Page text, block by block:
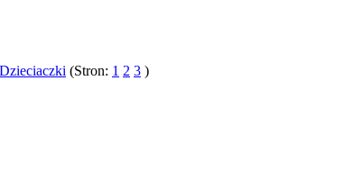
Dzieciaczki (Stron: 1 2 3 )